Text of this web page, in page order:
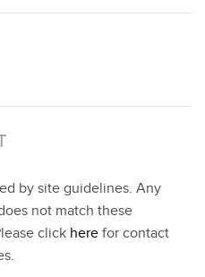
by site guidelines. Any
not match these
click here for contact